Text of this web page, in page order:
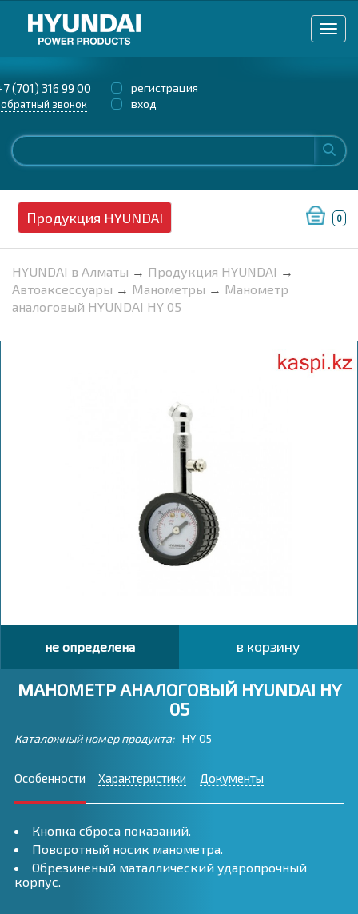
(701) 316 99 00
обратный звонок
регистрация
вход
Продукция HYUNDAI 0
HYUNDAI в Алматы → Продукция HYUNDAI →
Автоаксессуары → Манометры → Манометр
аналоговый HYUNDAI HY 05
не определена в корзину
МАНОМЕТР АНАЛОГОВЫЙ HYUNDAI HY
05
Каталожный номер продукта: HY 05
Особенности Характеристики Документы
Кнопка сброса показаний.
Поворотный носик манометра.
Обрезиненый маталлический ударопрочный
корпус.